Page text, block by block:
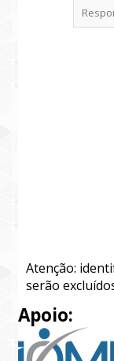
Atenção:
serão
Apoio: